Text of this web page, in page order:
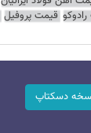
قیمت پروفیل
دسکتاپ